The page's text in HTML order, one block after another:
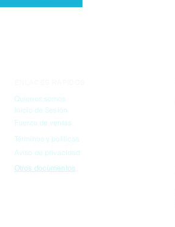
Quienes somos
Inicio de Sesión
Fuerza de ventas
Términos y políticas
Aviso de privacidad
Otros documentos